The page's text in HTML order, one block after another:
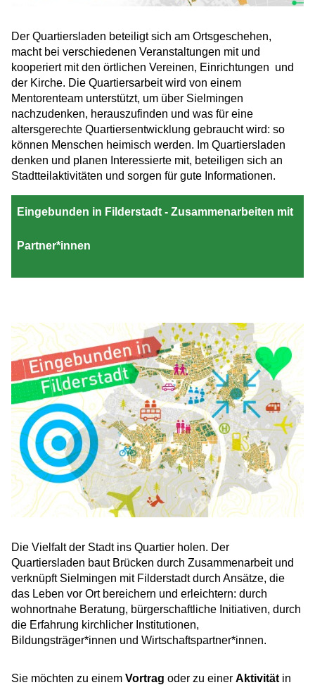
Der Quartiersladen beteiligt sich am Ortsgeschehen,
macht bei verschiedenen Veranstaltungen mit und
kooperiert mit den örtlichen Vereinen, Einrichtungen und
der Kirche. Die Quartiersarbeit wird von einem
Mentorenteam unterstützt, um über Sielmingen
nachzudenken, herauszufinden und was für eine
altersgerechte Quartiersentwicklung gebraucht wird: so
können Menschen heimisch werden. Im Quartiersladen
denken und planen Interessierte mit, beteiligen sich an
Stadtteilaktivitäten und sorgen für gute Informationen.
Eingebunden in Filderstadt - Zusammenarbeiten mit
Partner*innen
Die Vielfalt der Stadt ins Quartier holen. Der
Quartiersladen baut Brücken durch Zusammenarbeit und
verknüpft Sielmingen mit Filderstadt durch Ansätze, die
das Leben vor Ort bereichern und erleichtern: durch
wohnortnahe Beratung, bürgerschaftliche Initiativen, durch
die Erfahrung kirchlicher Institutionen,
Bildungsträger*innen und Wirtschaftspartner*innen.
Sie möchten zu einem Vortrag oder zu einer Aktivität in